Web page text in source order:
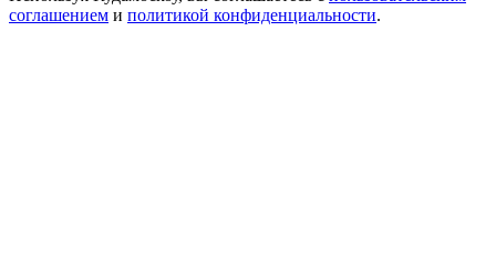
соглашением и политикой конфиденциальности.